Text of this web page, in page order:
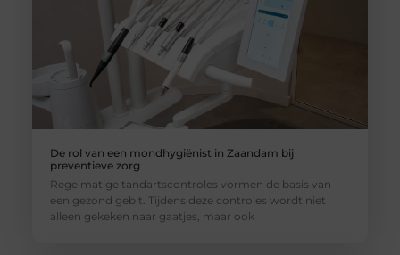
De rol van een mondhygiënist in Zaandam bij
preventieve zorg
Regelmatige tandartscontroles vormen de basis van
een gezond gebit. Tijdens deze controles wordt niet
alleen gekeken naar gaatjes, maar ook